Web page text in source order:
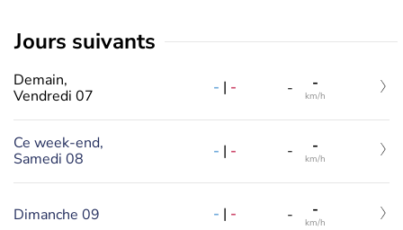
jours suivants
Demain,
Vendredi 07
- | - - -
km/h
Ce week-end,
Samedi 08
- | - - -
km/h
Dimanche 09 - | - - -
km/h